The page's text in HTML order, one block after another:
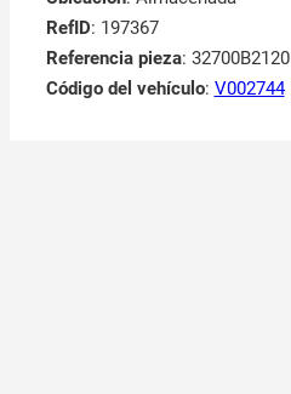
RefID: 197367
Referencia pieza: 32700B2120
Código del vehículo: V002744